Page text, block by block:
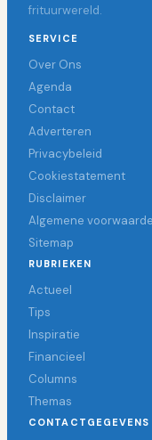
frituurwereld.
SERVICE
Over Ons
Agenda
Contact
Adverteren
Privacybeleid
Cookiestatement
Disclaimer
Algemene
Sitemap
RUBRIEKEN
Actueel
Tips
Inspiratie
Financieel
Columns
Themas
CONTACTGEGEVENS